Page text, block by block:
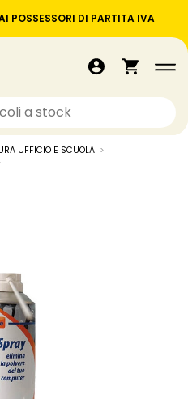
POSSESSORI DI PARTITA IVA
UFFICIO E SCUOLA